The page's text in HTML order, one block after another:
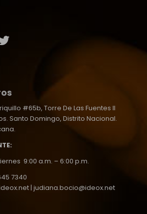
#65b, Torre De Las Fuentes II
Santo Domingo, Distrito Nacional.
9:00 a.m. – 6:00 p.m.
7340
| judiana.bocio@ideox.net